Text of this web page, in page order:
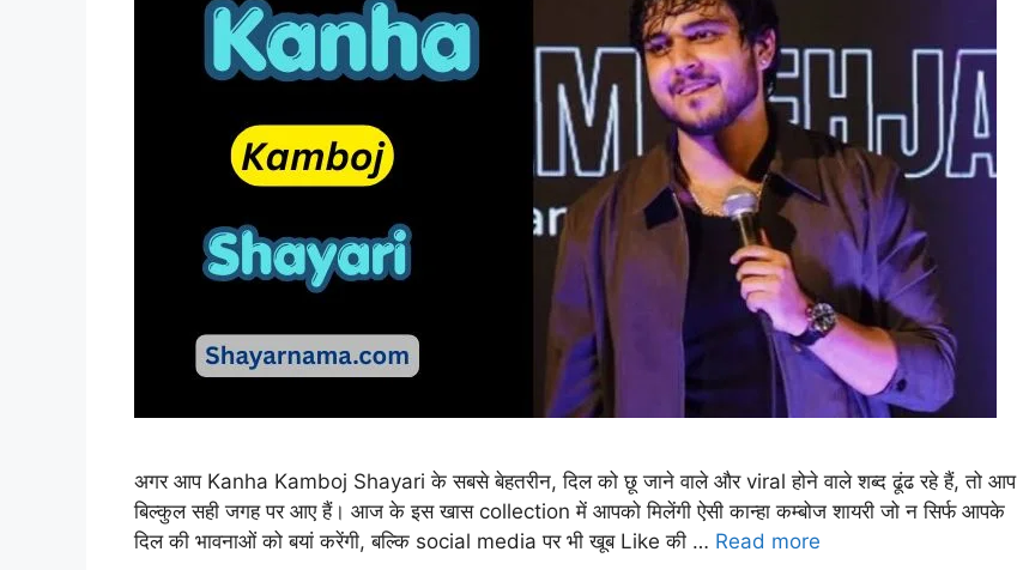
अगर आप Kanha Kamboj Shayari के सबसे बेहतरीन, दिल को छू जाने वाले और viral होने वाले शब्द ढूंढ रहे हैं, तो आप
बिल्कुल सही जगह पर आए हैं। आज के इस खास collection में आपको मिलेंगी ऐसी कान्हा कम्बोज शायरी जो न सिर्फ आपके
दिल की भावनाओं को बयां करेंगी, बल्कि social media पर भी खूब Like की … Read more